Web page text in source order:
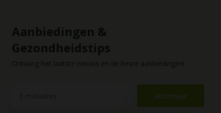
Aanbiedingen &
Gezondheidstips
Ontvang het laatste nieuws en de beste aanbiedingen!
Abonneer